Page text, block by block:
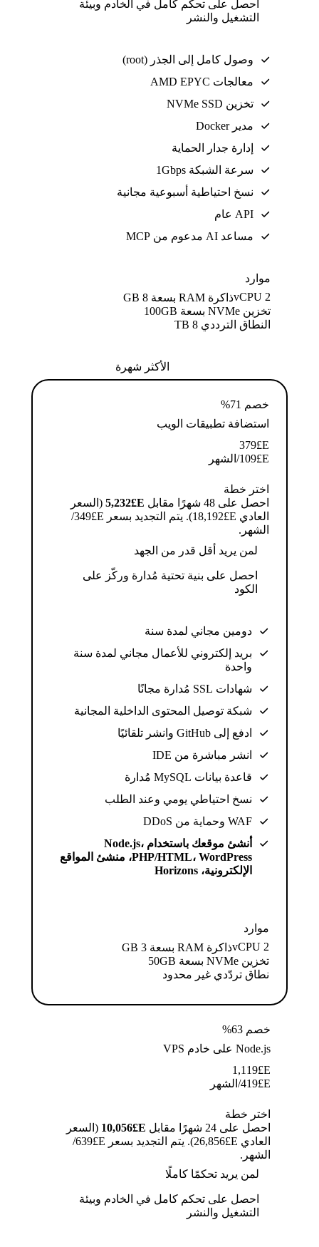
احصل على تحكم كامل في الخادم وبيئة
التشغيل والنشر
وصول كامل إلى الجذر (root)
معالجات AMD EPYC
تخزين NVMe SSD
مدير Docker
إدارة جدار الحماية
سرعة الشبكة 1Gbps
نسخ احتياطية أسبوعية مجانية
API عام
مساعد AI مدعوم من MCP
موارد
2 vCPU
ذاكرة RAM بسعة 8 GB
تخزين NVMe بسعة 100GB
النطاق الترددي 8 TB
الأكثر شهرة
خصم 71%
استضافة تطبيقات الويب
E£
379
E£
109/الشهر
اختر خطة
احصل على 48 شهرًا مقابل
E£⁦5,232⁩
(السعر
العادي E£⁦18,192⁩). يتم التجديد بسعر E£⁦349⁩/
الشهر.
لمن يريد أقل قدر من الجهد
احصل على بنية تحتية مُدارة وركّز على
الكود
دومين مجاني لمدة سنة
بريد إلكتروني للأعمال مجاني لمدة سنة
واحدة
شهادات SSL مُدارة مجانًا
شبكة توصيل المحتوى الداخلية المجانية
ادفع إلى GitHub وانشر تلقائيًا
انشر مباشرة من IDE
قاعدة بيانات MySQL مُدارة
نسخ احتياطي يومي وعند الطلب
WAF وحماية من DDoS
أنشئ موقعك باستخدام Node.js،
PHP/HTML، WordPress، منشئ المواقع
الإلكترونية، Horizons
موارد
2 vCPU
ذاكرة RAM بسعة 3 GB
تخزين NVMe بسعة 50GB
نطاق تردّدي غير محدود
خصم 63%
Node.js على خادم VPS
E£
1,119
E£
419/الشهر
اختر خطة
احصل على 24 شهرًا مقابل
E£⁦10,056⁩
(السعر
العادي E£⁦26,856⁩). يتم التجديد بسعر E£⁦639⁩/
الشهر.
لمن يريد تحكمًا كاملًا
احصل على تحكم كامل في الخادم وبيئة
التشغيل والنشر